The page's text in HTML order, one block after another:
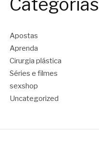
Apostas
Aprenda
Cirurgia plástica
Séries e filmes
sexshop
Uncategorized